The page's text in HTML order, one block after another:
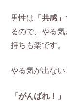
男性は 「共感」
るので、やる
持ちも楽です。
やる気が出ない
「がんばれ！」